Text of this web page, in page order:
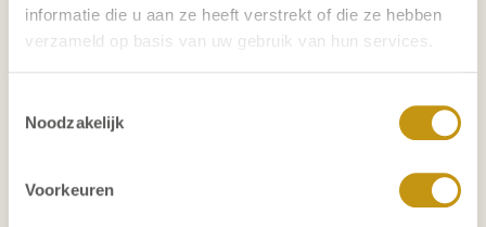
informatie die u aan ze heeft verstrekt of die ze hebben
verzameld op basis van uw gebruik van hun services.
Noodzakelijk
Voorkeuren
Vrienden noemen mij Sherlock Holmes: ik analyseer,
ontrafel en haal uiteindelijk graag het beste in mensen
werk als researcher en consultant. Mijn nieuwsgierige
karakter en oplossend vermogen helpen daarbij om
Ik floreer in een professionele omgeving waarin